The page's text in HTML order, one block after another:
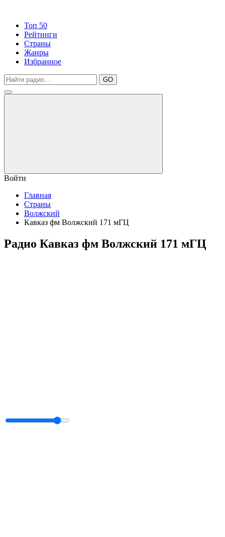
Топ 50
Рейтинги
Страны
Жанры
Избранное
GO
Войти
Главная
Страны
Волжский
Кавказ фм Волжский 171 мГЦ
Радио Кавказ фм Волжский 171 мГЦ